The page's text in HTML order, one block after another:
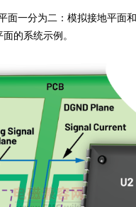
面一分为二：模拟接地平面
的系统示例。